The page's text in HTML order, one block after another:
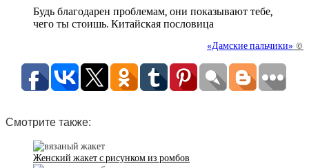
Будь благодарен проблемам, они показывают тебе,
чего ты стоишь. Китайская пословица
«Дамские пальчики» ©
Смотрите также:
Женский жакет с рисунком из ромбов